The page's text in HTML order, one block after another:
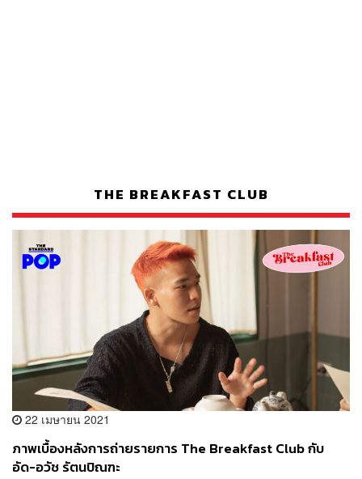
THE BREAKFAST CLUB
22 เมษายน 2021
ภาพเบื้องหลังการถ่ายรายการ The Breakfast Club กับ
อัด-อวัช รัตนปิณฑะ